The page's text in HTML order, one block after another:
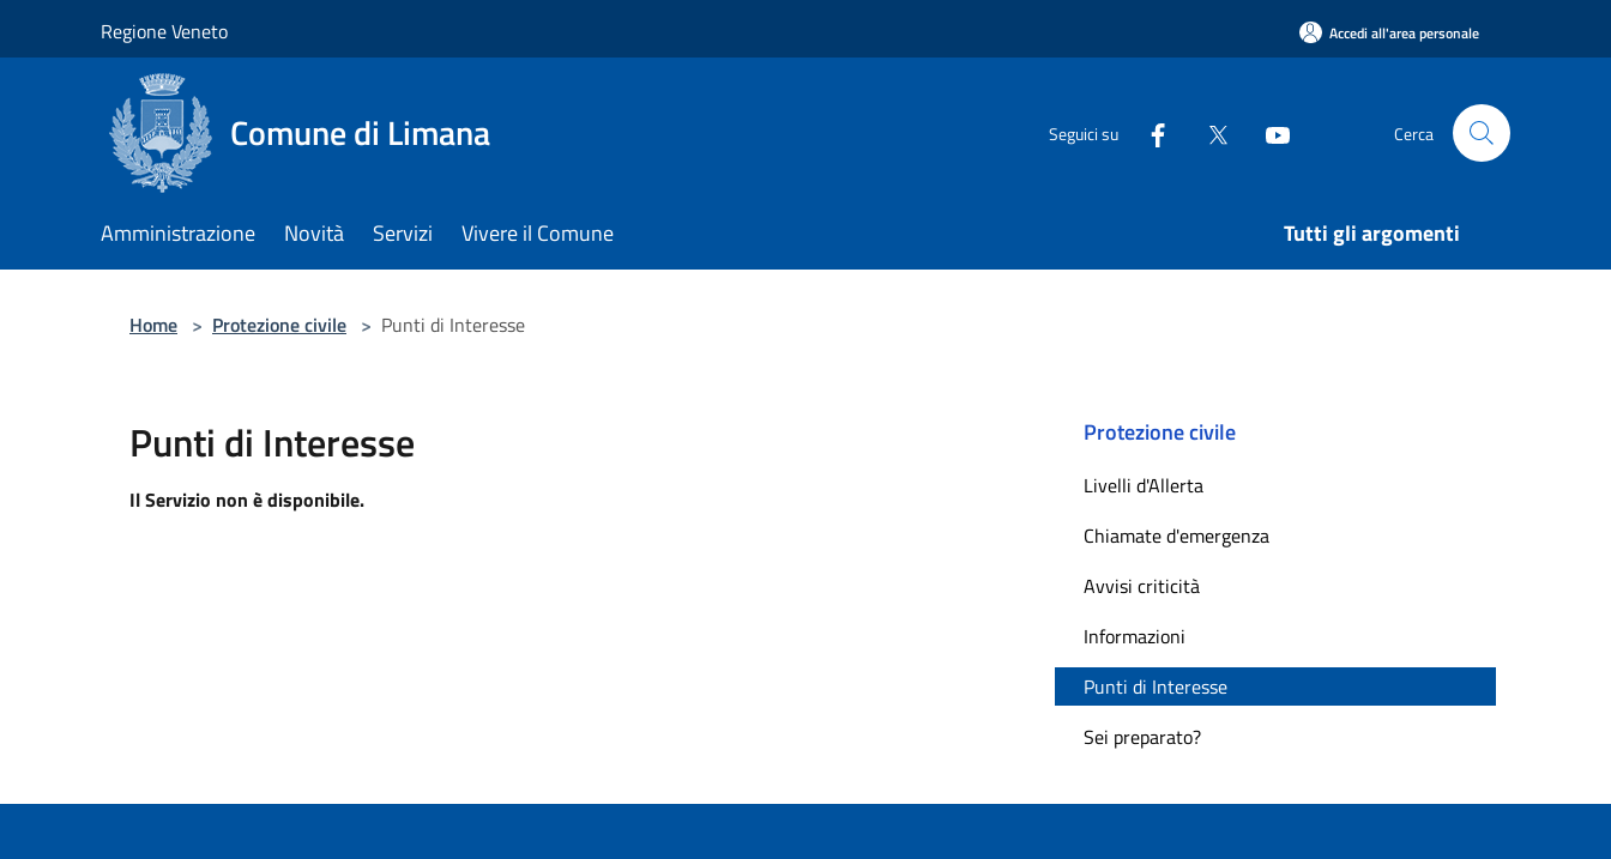
Regione Veneto Accedi all'area personale
Comune di Limana Seguici su Cerca
Amministrazione Novità Servizi Vivere il Comune Tutti gli argomenti
Home > Protezione civile > Punti di Interesse
Punti di Interesse
Il Servizio non è disponibile.
Protezione civile
Livelli d'Allerta
Chiamate d'emergenza
Avvisi criticità
Informazioni
Punti di Interesse
Sei preparato?